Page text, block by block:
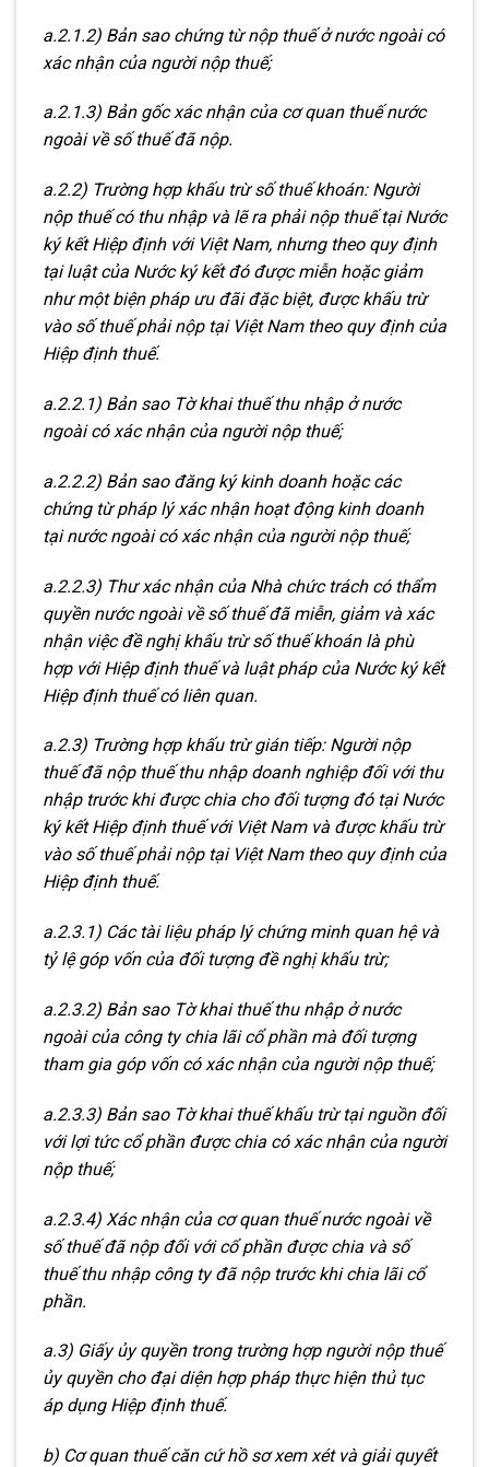
a.2.1.2) Bản sao chứng từ nộp thuế ở nước ngoài có
xác nhận của người nộp thuế;
a.2.1.3) Bản gốc xác nhận của cơ quan thuế nước
ngoài về số thuế đã nộp.
a.2.2) Trường hợp khấu trừ số thuế khoán: Người
nộp thuế có thu nhập và lẽ ra phải nộp thuế tại Nước
ký kết Hiệp định với Việt Nam, nhưng theo quy định
tại luật của Nước ký kết đó được miễn hoặc giảm
như một biện pháp ưu đãi đặc biệt, được khấu trừ
vào số thuế phải nộp tại Việt Nam theo quy định của
Hiệp định thuế.
a.2.2.1) Bản sao Tờ khai thuế thu nhập ở nước
ngoài có xác nhận của người nộp thuế;
a.2.2.2) Bản sao đăng ký kinh doanh hoặc các
chứng từ pháp lý xác nhận hoạt động kinh doanh
tại nước ngoài có xác nhận của người nộp thuế;
a.2.2.3) Thư xác nhận của Nhà chức trách có thẩm
quyền nước ngoài về số thuế đã miễn, giảm và xác
nhận việc đề nghị khấu trừ số thuế khoán là phù
hợp với Hiệp định thuế và luật pháp của Nước ký kết
Hiệp định thuế có liên quan.
a.2.3) Trường hợp khấu trừ gián tiếp: Người nộp
thuế đã nộp thuế thu nhập doanh nghiệp đối với thu
nhập trước khi được chia cho đối tượng đó tại Nước
ký kết Hiệp định thuế với Việt Nam và được khấu trừ
vào số thuế phải nộp tại Việt Nam theo quy định của
Hiệp định thuế.
a.2.3.1) Các tài liệu pháp lý chứng minh quan hệ và
tỷ lệ góp vốn của đối tượng đề nghị khấu trừ;
a.2.3.2) Bản sao Tờ khai thuế thu nhập ở nước
ngoài của công ty chia lãi cổ phần mà đối tượng
tham gia góp vốn có xác nhận của người nộp thuế;
a.2.3.3) Bản sao Tờ khai thuế khấu trừ tại nguồn đối
với lợi tức cổ phần được chia có xác nhận của người
nộp thuế;
a.2.3.4) Xác nhận của cơ quan thuế nước ngoài về
số thuế đã nộp đối với cổ phần được chia và số
thuế thu nhập công ty đã nộp trước khi chia lãi cổ
phần.
a.3) Giấy ủy quyền trong trường hợp người nộp thuế
ủy quyền cho đại diện hợp pháp thực hiện thủ tục
áp dụng Hiệp định thuế.
b) Cơ quan thuế căn cứ hồ sơ xem xét và giải quyết